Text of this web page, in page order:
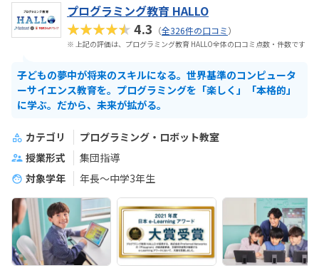
プログラミング教育 HALLO
★★★★★4.3 （全326件の口コミ）
※ 上記の評価は、プログラミング教育 HALLO全体の口コミ点数・件数です
子どもの夢中が将来のスキルになる。世界基準のコンピュータ
ーサイエンス教育を。プログラミングを「楽しく」「本格的」
に学ぶ。だから、未来が拡がる。
カテゴリ
プログラミング・ロボット教室
授業形式
集団指導
対象学年
年長～中学3年生